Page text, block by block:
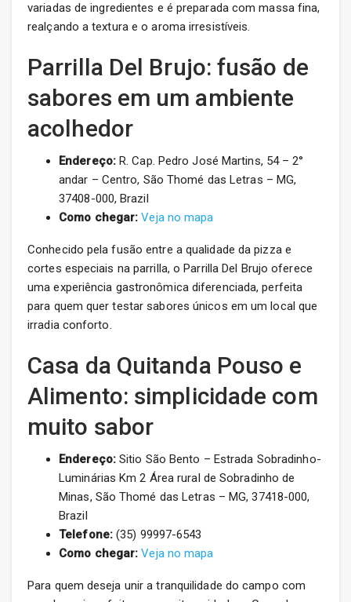
variadas de ingredientes e é preparada com massa fina,
realçando a textura e o aroma irresistíveis.
Parrilla Del Brujo: fusão de
sabores em um ambiente
acolhedor
Endereço:R. Cap. Pedro José Martins, 54 – 2°
andar – Centro, São Thomé das Letras – MG,
37408-000, Brazil
Como chegar: Veja no mapa
Conhecido pela fusão entre a qualidade da pizza e
cortes especiais na parrilla, o Parrilla Del Brujo oferece
uma experiência gastronômica diferenciada, perfeita
para quem quer testar sabores únicos em um local que
irradia conforto.
Casa da Quitanda Pouso e
Alimento: simplicidade com
muito sabor
Endereço:Sitio São Bento – Estrada Sobradinho-
Luminárias Km 2 Área rural de Sobradinho de
Minas, São Thomé das Letras – MG, 37418-000,
Brazil
Telefone:(35) 99997-6543
Como chegar: Veja no mapa
Para quem deseja unir a tranquilidade do campo com